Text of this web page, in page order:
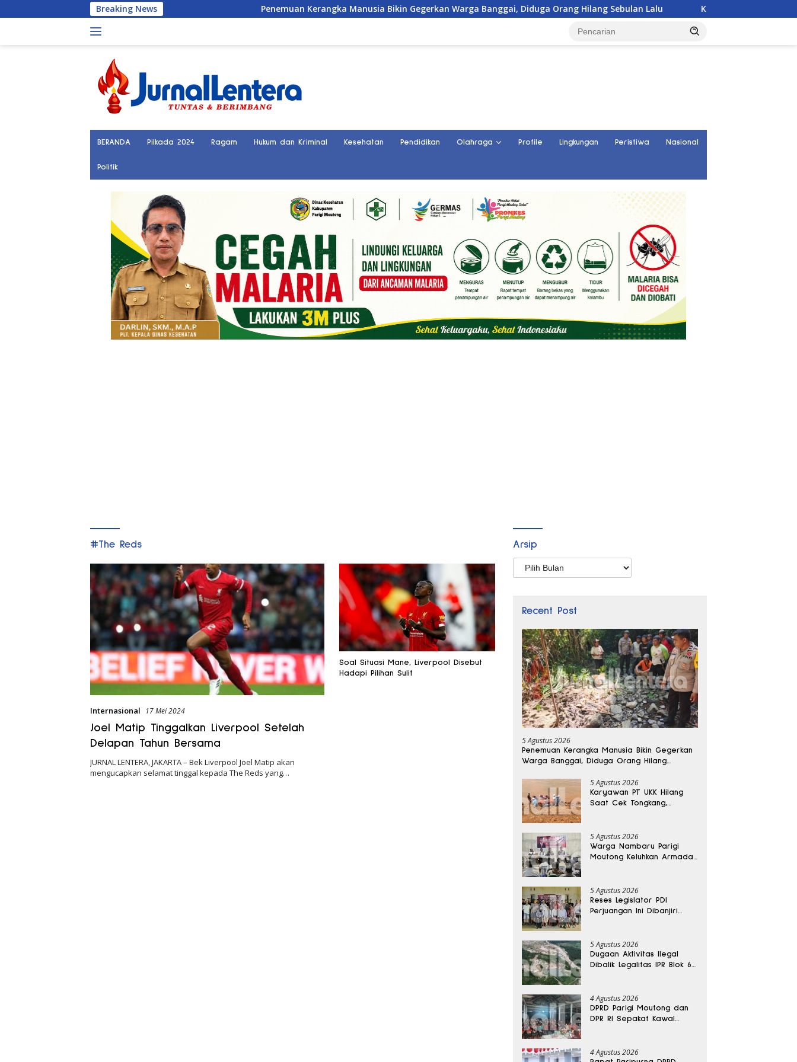
ke
Breaking News Penemuan Kerangka Manusia Bikin Gegerkan Warga Banggai, Diduga Orang Hilang Sebulan Lalu Karyawan PT UKK Hilang Saat Cek
BERANDA Pilkada 2024 Ragam Hukum dan Kriminal Kesehatan Pendidikan Olahraga Profile Lingkungan Peristiwa Nasional
Politik
#The Reds
Internasional 17 Mei 2024
Joel Matip Tinggalkan Liverpool Setelah
Delapan Tahun Bersama
JURNAL LENTERA, JAKARTA – Bek Liverpool Joel Matip akan
mengucapkan selamat tinggal kepada The Reds yang…
Soal Situasi Mane, Liverpool Disebut
Hadapi Pilihan Sulit
Arsip
Arsip
Recent Post
5 Agustus 2026
Penemuan Kerangka Manusia Bikin Gegerkan
Warga Banggai, Diduga Orang Hilang
5 Agustus 2026
Karyawan PT UKK Hilang
Saat Cek Tongkang,
5 Agustus 2026
Warga Nambaru Parigi
Moutong Keluhkan Armada
Reses Legislator PKS
5 Agustus 2026
Reses Legislator PDI
Perjuangan Ini Dibanjiri
5 Agustus 2026
Dugaan Aktivitas Ilegal
Dibalik Legalitas IPR Blok 6
4 Agustus 2026
DPRD Parigi Moutong dan
DPR RI Sepakat Kawal
4 Agustus 2026